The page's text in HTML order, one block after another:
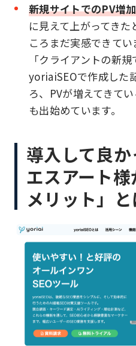
新規サイトでのPV増
に見えて上がってき
ころまだ実感できてい
「クライアントの新
yoriaiSEOで作成した
ろ、PVが増えてきて
も出始めています。
導入して良
エスアート
メリット」